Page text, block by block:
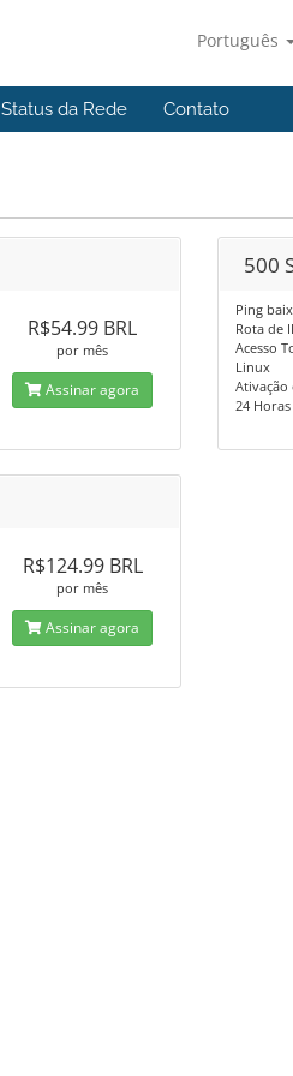
Português
Status da Rede Contato
R$54.99 BRL
por mês
Assinar agora
500
Ping
Rota de
Acesso
Linux
Ativação
24
R$124.99 BRL
por mês
Assinar agora